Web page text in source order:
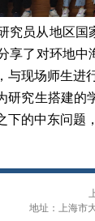
究员从地区
享了对环地
现场师生进
研究生搭建
的中东问题
地址：上海市